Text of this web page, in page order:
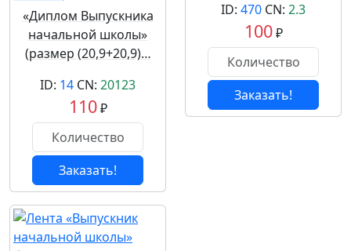
«Диплом Выпускника
начальной школы»
(размер (20,9+20,9)…
ID: 14 CN: 20123
110₽
Заказать!
ID: 470 CN: 2.3
100₽
Заказать!